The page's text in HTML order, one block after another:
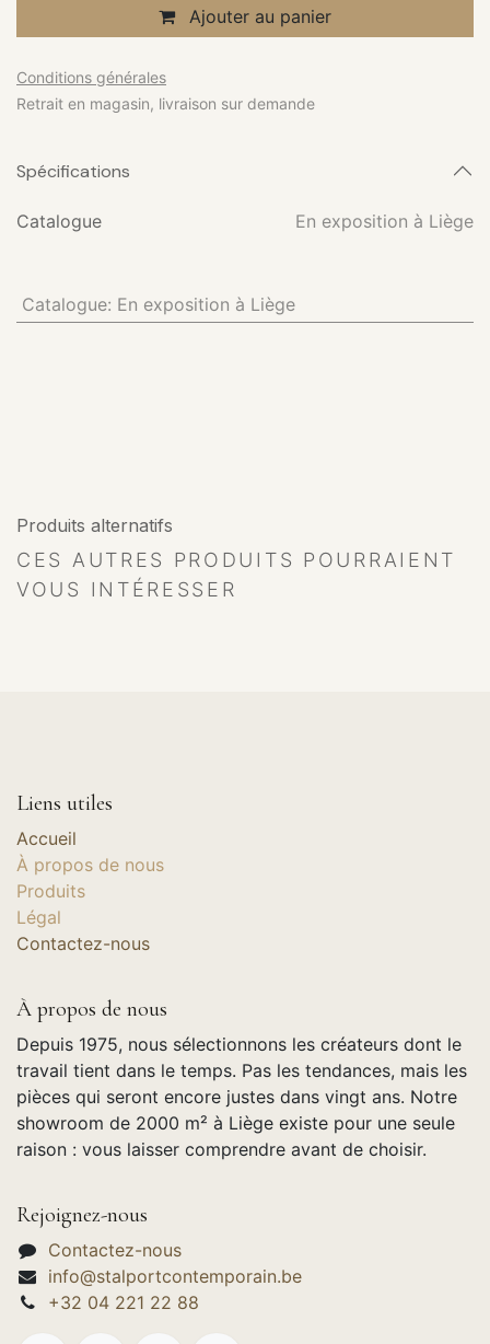
Ajouter au panier
Conditions générales
Retrait en magasin, livraison sur demande
Spécifications
Catalogue En exposition à Liège
Catalogue: En exposition à Liège
Produits alternatifs
CES AUTRES PRODUITS POURRAIENT
VOUS INTÉRESSER
Liens utiles
Accueil
À propos de nous
Produits
Légal
Contactez-nous
À propos de nous
Depuis 1975, nous sélectionnons les créateurs dont le
travail tient dans le temps. Pas les tendances, mais les
pièces qui seront encore justes dans vingt ans. Notre
showroom de 2000 m² à Liège existe pour une seule
raison : vous laisser comprendre avant de choisir.
Rejoignez-nous
Contactez-nous
info@stalportcontemporain.be
+32 04 221 22 88